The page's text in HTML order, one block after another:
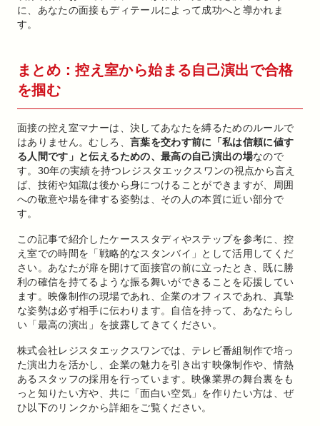
に、あなたの面接もディテールによって成功へと導かれま
す。
まとめ：控え室から始まる自己演出で合格
を掴む
面接の控え室マナーは、決してあなたを縛るためのルールで
はありません。むしろ、 言葉を交わす前に「私は信頼に値す
る人間です」と伝えるための、最高の自己演出の場なので
す。30年の実績を持つレジスタエックスワンの視点から言え
ば、技術や知識は後から身につけることができますが、周囲
への敬意や場を律する姿勢は、その人の本質に近い部分で
す。
この記事で紹介したケーススタディやステップを参考に、控
え室での時間を「戦略的なスタンバイ」として活用してくだ
さい。あなたが扉を開けて面接官の前に立ったとき、既に勝
利の確信を持てるような振る舞いができることを応援してい
ます。映像制作の現場であれ、企業のオフィスであれ、真摯
な姿勢は必ず相手に伝わります。自信を持って、あなたらし
い「最高の演出」を披露してきてください。
株式会社レジスタエックスワンでは、テレビ番組制作で培っ
た演出力を活かし、企業の魅力を引き出す映像制作や、情熱
あるスタッフの採用を行っています。映像業界の舞台裏をも
っと知りたい方や、共に「面白い空気」を作りたい方は、ぜ
ひ以下のリンクから詳細をご覧ください。